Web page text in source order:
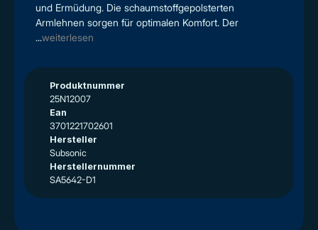
und Ermüdung. Die schaumstoffgepolsterten
Armlehnen sorgen für optimalen Komfort. Der
...weiterlesen
Produktnummer
25N12007
Ean
3701221702601
Hersteller
Subsonic
Herstellernummer
SA5642-D1